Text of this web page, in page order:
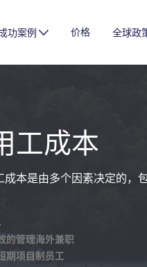
功案例 价格 全球政
工成本
本是由多个因素决定的，
的管理海外兼职
期项目制员工